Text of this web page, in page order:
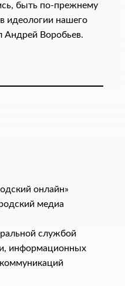
быть по-прежнему
идеологии нашего
Андрей Воробьев.
онлайн»
медиа
службой
информационных